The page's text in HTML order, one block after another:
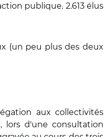
publique. 2.613 élus
(un peu plus des deux
aux collectivités
lors d'une consultation